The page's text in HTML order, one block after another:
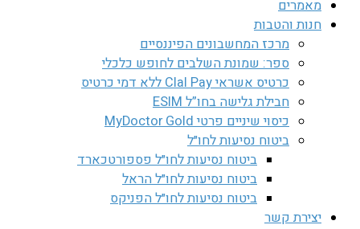
מאמרים
חנות והטבות
מרכז המחשבונים הפיננסיים
ספר: שמונת השלבים לחופש כלכלי
כרטיס אשראי Clal Pay ללא דמי כרטיס
חבילת גלישה בחו”ל ESIM
כיסוי שיניים פרטי MyDoctor Gold
ביטוח נסיעות לחו״ל
ביטוח נסיעות לחו״ל פספורטכארד
ביטוח נסיעות לחו״ל הראל
ביטוח נסיעות לחו״ל הפניקס
יצירת קשר